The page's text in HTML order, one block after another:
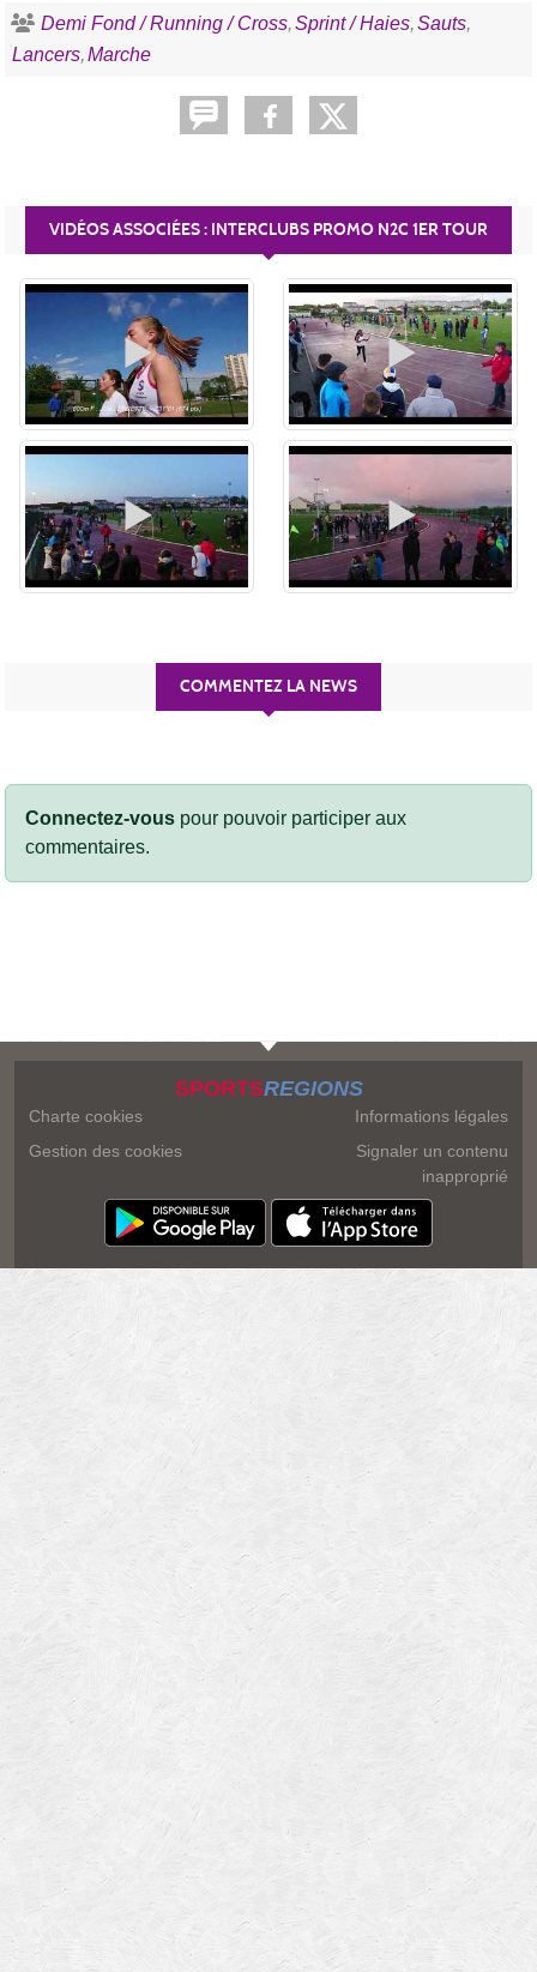
Demi Fond / Running / Cross Sprint / Haies Sauts
Lancers Marche
VIDÉOS ASSOCIÉES : INTERCLUBS PROMO N2C 1ER TOUR
COMMENTEZ LA NEWS
Connectez-vous pour pouvoir participer aux
commentaires.
SPORTSREGIONS
Charte cookies
Gestion des cookies
Informations légales
Signaler un contenu
inapproprié